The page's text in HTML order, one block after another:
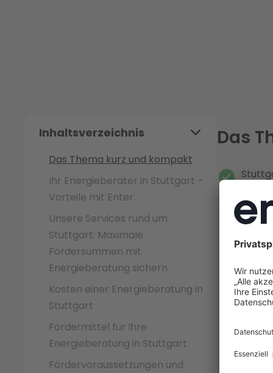
Inhaltsverzeichnis
Das Thema kurz und kompakt
Ihr Energieberater in Stuttgart –
Vorteile mit Enter
Unsere Services rund um
Stuttgart: Maximale
Fördersummen mit
Energieberatung sichern
Kosten einer Energieberatung in
Stuttgart
Fördermittel für Ihre
Energieberatung in Stuttgart
Fördervoraussetzungen und
Das
die
Die
alle
Enter